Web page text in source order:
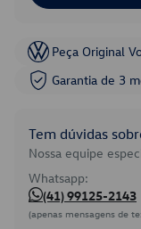
Peça Original
Garantia de 3
Tem dúvidas
Nossa equipe
Whatsapp:
(41) 99125-2143
(apenas mensagens de